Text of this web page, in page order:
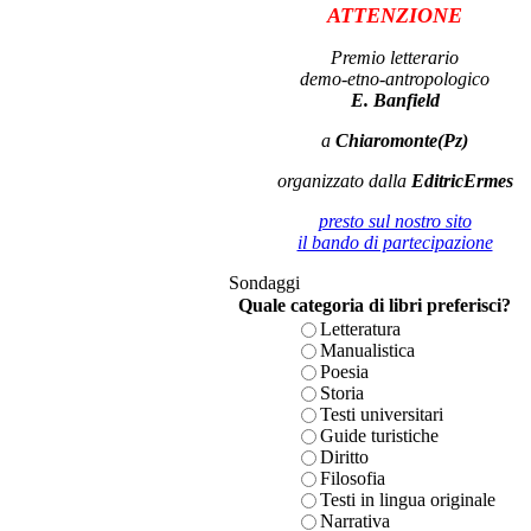
ATTENZIONE
Premio letterario
demo-etno-antropologico
E. Banfield
a Chiaromonte(Pz)
organizzato dalla EditricErmes
presto sul nostro sito
il bando di partecipazione
Sondaggi
Quale categoria di libri preferisci?
Letteratura
Manualistica
Poesia
Storia
Testi universitari
Guide turistiche
Diritto
Filosofia
Testi in lingua originale
Narrativa